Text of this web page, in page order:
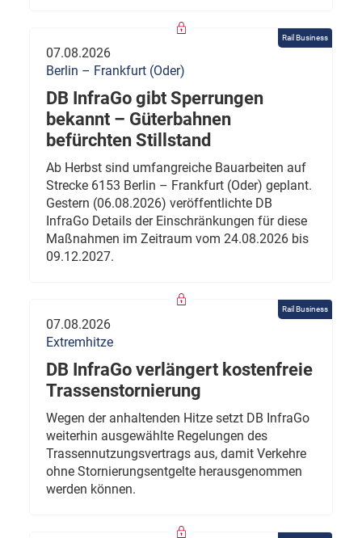
Rail Business
07.08.2026
Berlin – Frankfurt (Oder)
DB InfraGo gibt Sperrungen
bekannt – Güterbahnen
befürchten Stillstand
Ab Herbst sind umfangreiche Bauarbeiten auf
Strecke 6153 Berlin – Frankfurt (Oder) geplant.
Gestern (06.08.2026) veröffentlichte DB
InfraGo Details der Einschränkungen für diese
Maßnahmen im Zeitraum vom 24.08.2026 bis
09.12.2027.
Rail Business
07.08.2026
Extremhitze
DB InfraGo verlängert kostenfreie
Trassenstornierung
Wegen der anhaltenden Hitze setzt DB InfraGo
weiterhin ausgewählte Regelungen des
Trassennutzungsvertrags aus, damit Verkehre
ohne Stornierungsentgelte herausgenommen
werden können.